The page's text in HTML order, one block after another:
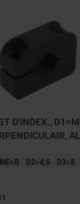
D'INDEX.,
D2=4,5 D3=8